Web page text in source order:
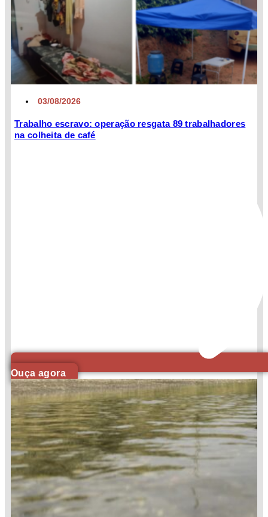
03/08/2026
Trabalho escravo: operação resgata 89 trabalhadores
na colheita de café
Ouça agora